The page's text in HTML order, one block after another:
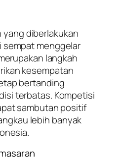
diberlakukan
sempat menggelar
langkah
kesempatan
bertanding
terbatas. Kompetisi
sambutan positif
lebih banyak